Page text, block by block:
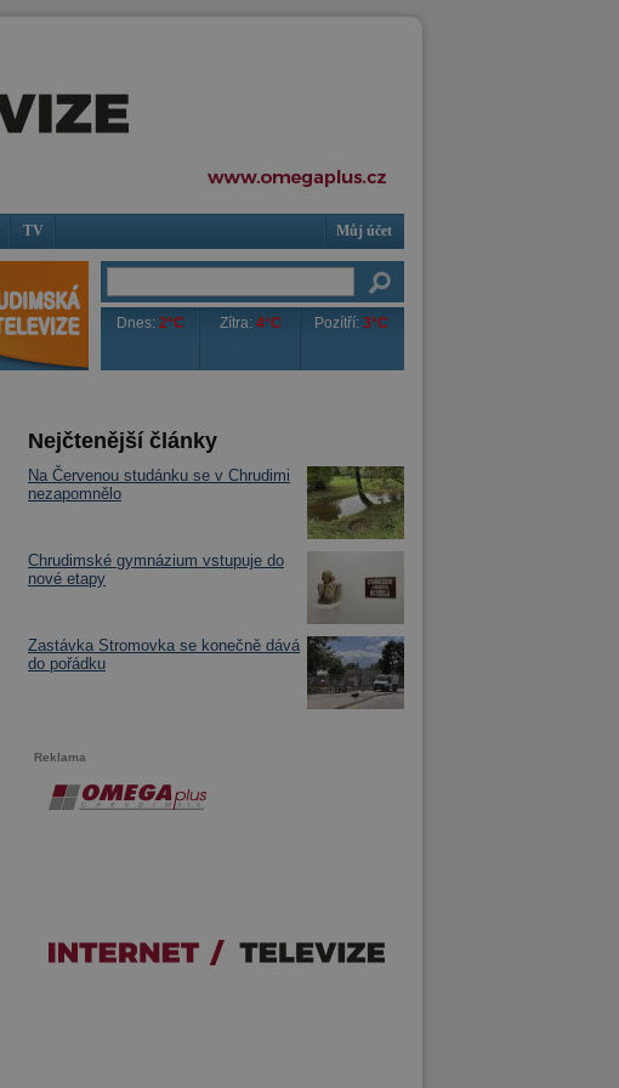
TV Můj účet
Dnes:2°C Zítra:4°C Pozítří: 3°C
Nejčtenější články
Na Červenou studánku se v Chrudimi
nezapomnělo
Chrudimské gymnázium vstupuje do
nové etapy
Zastávka Stromovka se konečně dává
do pořádku
Reklama